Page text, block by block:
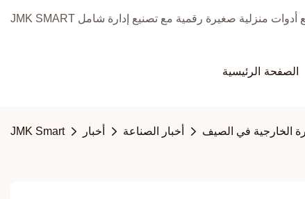
الصفحة الرئيسية
JMK Smart أخبار أخبار الصناعة الخارجية في الصيف